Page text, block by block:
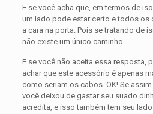
E se você acha que, em termos de
um lado pode estar certo e todos os
a cara na porta. Pois se tratando de
não existe um único caminho.
E se você não aceita essa resposta,
achar que este acessório é apenas
como seriam os cabos. OK! Se
você deixou de gastar seu suado
acredita, e isso também tem seu